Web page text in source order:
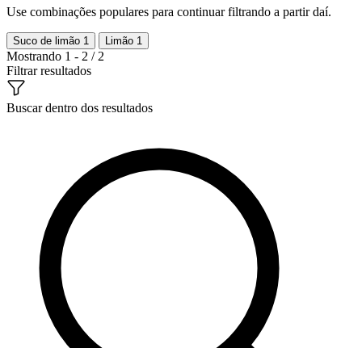
Use combinações populares para continuar filtrando a partir daí.
Suco de limão 1 Limão 1
Mostrando 1 - 2 / 2
Filtrar resultados
Buscar dentro dos resultados